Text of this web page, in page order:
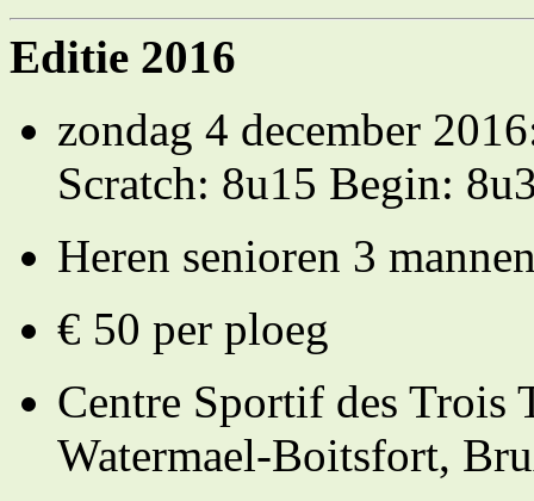
Editie 2016
zondag 4 december
Scratch: 8u15 Begin:
Heren senioren 3
€ 50 per ploeg
Centre Sportif des Trois
Watermael-Boitsfort,